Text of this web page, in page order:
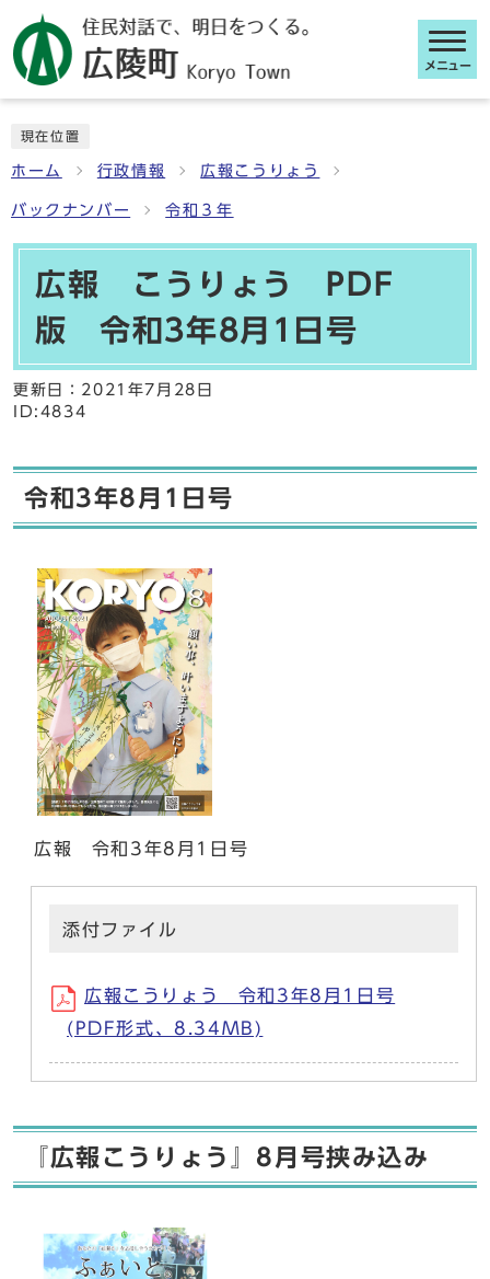
メニュー
現在位置
ホーム 行政情報 広報こうりょう
バックナンバー 令和３年
広報 こうりょう PDF
版 令和3年8月1日号
更新日： 2021年7月28日
ID:4834
令和3年8月1日号
広報 令和3年8月1日号
添付ファイル
広報こうりょう 令和3年8月1日号
(PDF形式、8.34MB)
『広報こうりょう』8月号挟み込み